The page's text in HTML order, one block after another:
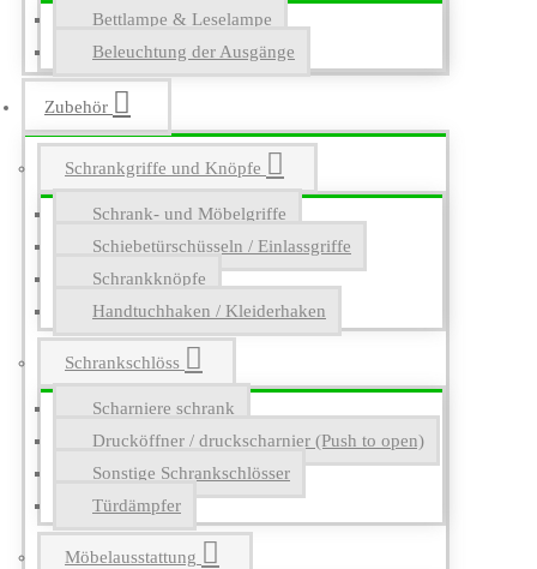
Bettlampe & Leselampe
Beleuchtung der Ausgänge
Zubehör
Schrankgriffe und Knöpfe
Schrank- und Möbelgriffe
Schiebetürschüsseln / Einlassgriffe
Schrankknöpfe
Handtuchhaken / Kleiderhaken
Schrankschlöss
Scharniere schrank
Drucköffner / druckscharnier (Push to open)
Sonstige Schrankschlösser
Türdämpfer
Möbelausstattung